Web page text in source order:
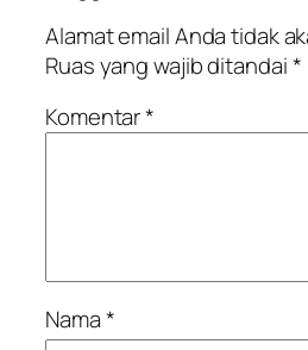
Alamat email Anda tidak
Ruas yang wajib ditandai*
Komentar*
Nama*